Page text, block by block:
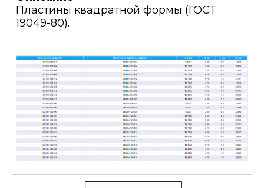
Пластины квадратной формы (ГОСТ
19049-80).